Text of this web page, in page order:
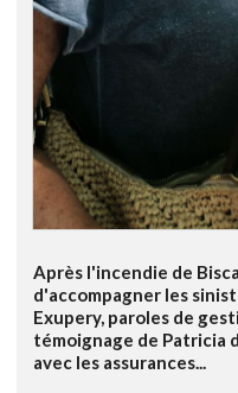
Après l'incendie de
d'accompagner les
Exupery, paroles de
témoignage de Patricia
avec les assurances...